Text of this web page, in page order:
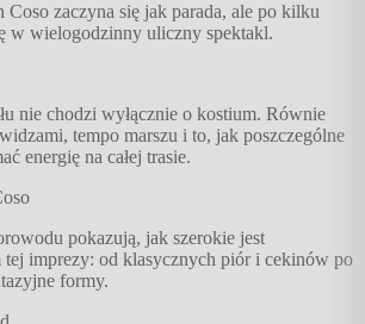
zaczyna się jak parada, ale po kilku
w wielogodzinny uliczny spektakl.
nie chodzi wyłącznie o kostium. Równie
tempo marszu i to, jak poszczególne
energię na całej trasie.
pokazują, jak szerokie jest
tej imprezy: od klasycznych piór i cekinów po
formy.